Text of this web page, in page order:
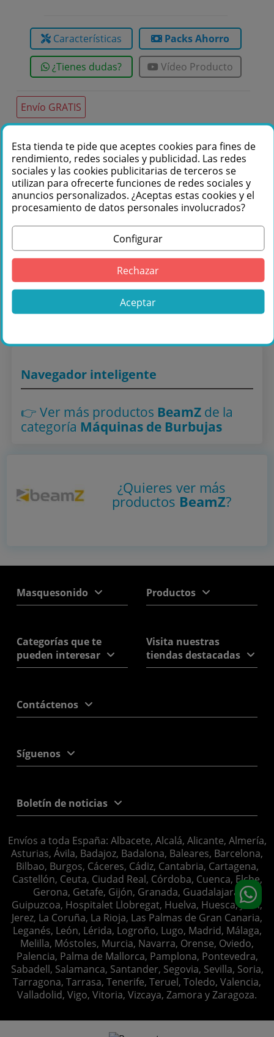
Envío GRATIS
Te podemos ayudar
+34 976 36 61 60
Características Packs Ahorro
¿Tienes dudas? Vídeo Producto
Comprar Beamz B300LED Maquina
burbujas RGB LED en Másquesonido con
Navegador inteligente
👉 Ver más productos BeamZde la
categoría Máquinas de Burbujas
¿Quieres ver más
productos BeamZ?
Masquesonido Productos
Categorías que te
pueden interesar
Visita nuestras
tiendas destacadas
Contáctenos
Síguenos
Boletín de noticias
Envíos a toda España: Albacete, Alcalá, Alicante, Almería,
Asturias, Ávila, Badajoz, Badalona, Baleares, Barcelona,
Bilbao, Burgos, Cáceres, Cádiz, Cantabria, Cartagena,
Castellón, Ceuta, Ciudad Real, Córdoba, Cuenca, Elche,
Gerona, Getafe, Gijón, Granada, Guadalajara,
Guipuzcoa, Hospitalet Llobregat, Huelva, Huesca, Jaén,
Jerez, La Coruña, La Rioja, Las Palmas de Gran Canaria,
Leganés, León, Lérida, Logroño, Lugo, Madrid, Málaga,
Melilla, Móstoles, Murcia, Navarra, Orense, Oviedo,
Palencia, Palma de Mallorca, Pamplona, Pontevedra,
Sabadell, Salamanca, Santander, Segovia, Sevilla, Soria,
Tarragona, Tarrasa, Tenerife, Teruel, Toledo, Valencia,
Valladolid, Vigo, Vitoria, Vizcaya, Zamora y Zaragoza.
Esta tienda te pide que aceptes cookies para fines de
rendimiento, redes sociales y publicidad. Las redes
sociales y las cookies publicitarias de terceros se
utilizan para ofrecerte funciones de redes sociales y
anuncios personalizados. ¿Aceptas estas cookies y el
procesamiento de datos personales involucrados?
Configurar
Rechazar
Aceptar